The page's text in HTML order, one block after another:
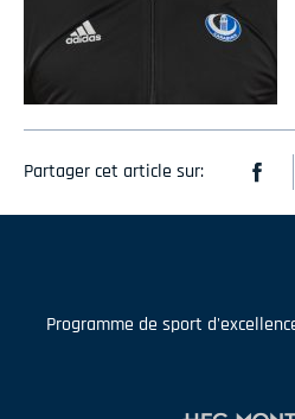
Partager cet article sur:
Programme de sport